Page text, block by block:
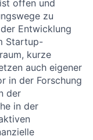
offen und
zu
Entwicklung
Startup-
kurze
auch eigener
in der Forschung
der
in der